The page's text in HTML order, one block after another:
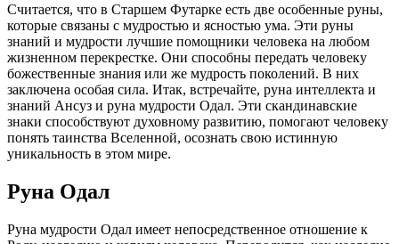
Считается, что в Старшем Футарке есть две особенные руны,
которые связаны с мудростью и ясностью ума. Эти руны
знаний и мудрости лучшие помощники человека на любом
жизненном перекрестке. Они способны передать человеку
божественные знания или же мудрость поколений. В них
заключена особая сила. Итак, встречайте, руна интеллекта и
знаний Ансуз и руна мудрости Одал. Эти скандинавские
знаки способствуют духовному развитию, помогают человеку
понять таинства Вселенной, осознать свою истинную
уникальность в этом мире.
Руна Одал
Руна мудрости Одал имеет непосредственное отношение к